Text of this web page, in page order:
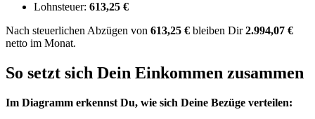
Lohnsteuer: 613,25 €
Nach steuerlichen Abzügen von 613,25 € bleiben Dir2.994,07 €
netto im Monat.
So setzt sich Dein Einkommen zusammen
Im Diagramm erkennst Du, wie sich Deine Bezüge verteilen: